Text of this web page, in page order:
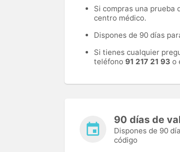
Si compras una prueba
centro médico.
Dispones de 90 días
Si tienes cualquier
teléfono 91 217 21 93 o
90 días de
Dispones de 90
código